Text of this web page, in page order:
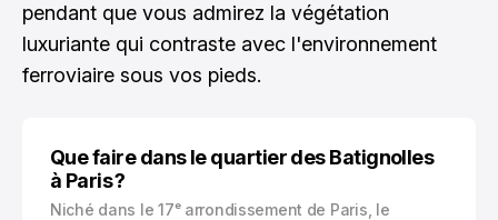
pendant que vous admirez la végétation
luxuriante qui contraste avec l'environnement
ferroviaire sous vos pieds.
Que faire dans le quartier des Batignolles
à Paris ?
Niché dans le 17ᵉ arrondissement de Paris, le